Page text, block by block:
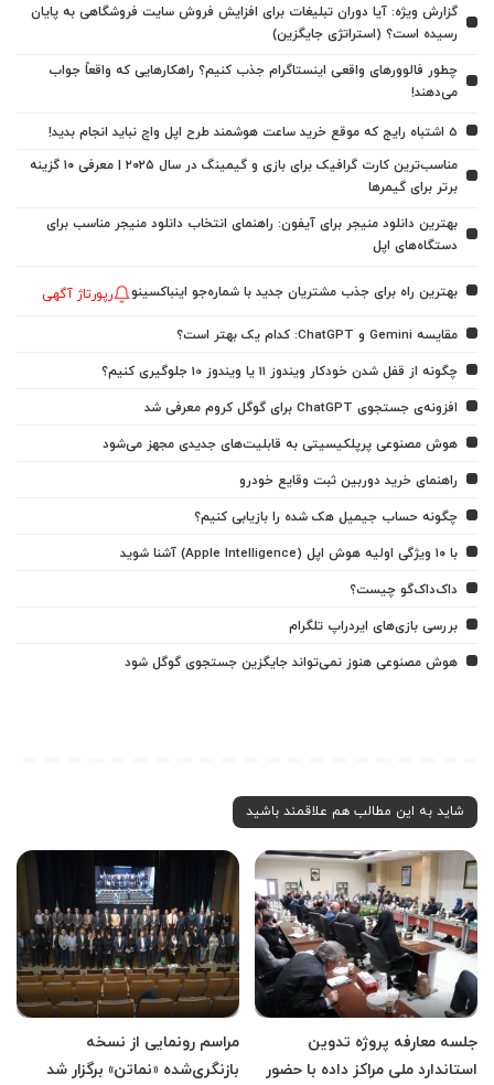
گزارش ویژه: آیا دوران تبلیغات برای افزایش فروش سایت فروشگاهی به پایان
رسیده است؟ (استراتژی جایگزین)
چطور فالوورهای واقعی اینستاگرام جذب کنیم؟ راهکارهایی که واقعاً جواب
می‌دهند!
5 اشتباه رایج که موقع خرید ساعت هوشمند طرح اپل واچ نباید انجام بدید!
مناسب‌ترین کارت گرافیک برای بازی و گیمینگ در سال ۲۰۲۵ | معرفی ۱۰ گزینه
برتر برای گیمرها
بهترین دانلود منیجر برای آیفون: راهنمای انتخاب دانلود منیجر مناسب برای
دستگاه‌های اپل
بهترین راه برای جذب مشتریان جدید با شماره‌جو اینباکسینو رپورتاژ آگهی
مقایسه Gemini و ChatGPT: کدام یک بهتر است؟
چگونه از قفل شدن خودکار ویندوز 11 یا ویندوز 10 جلوگیری کنیم؟
افزونه‌ی جستجوی ChatGPT برای گوگل کروم معرفی شد
هوش مصنوعی پرپلکیسیتی به قابلیت‌های جدیدی مجهز می‌شود
راهنمای خرید دوربین ثبت وقایع خودرو
چگونه حساب جیمیل هک شده را بازیابی کنیم؟
با ۱۰ ویژگی اولیه هوش اپل (Apple Intelligence) آشنا شوید
داک‌داک‌گو چیست؟
بررسی بازی‌های ایردراپ تلگرام
هوش مصنوعی هنوز نمی‌تواند جایگزین جستجوی گوگل شود
شاید به این مطالب هم علاقمند باشید
جلسه معارفه پروژه تدوین
استاندارد ملی مراکز داده با حضور
مراسم رونمایی از نسخه
بازنگری‌شده «نماتن» برگزار شد